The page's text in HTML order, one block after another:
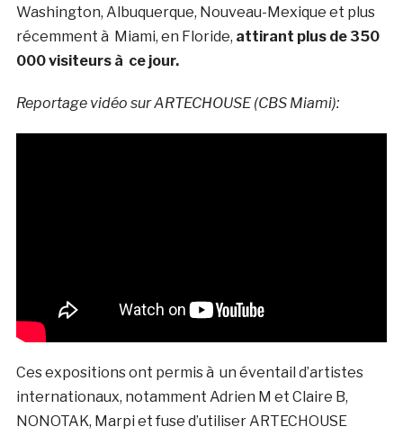
Washington, Albuquerque, Nouveau-Mexique et plus
récemment à Miami, en Floride, attirant plus de 350
000 visiteurs à ce jour.
Reportage vidéo sur ARTECHOUSE (CBS Miami):
Ces expositions ont permis à un éventail d’artistes
internationaux, notamment Adrien M et Claire B,
NONOTAK, Marpi et fuse d’utiliser ARTECHOUSE